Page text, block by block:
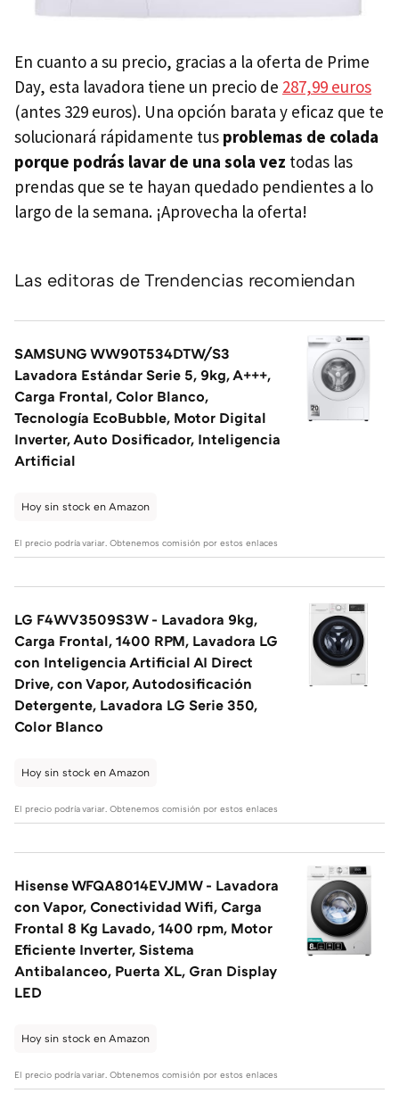
En cuanto a su precio, gracias a la oferta de Prime
Day, esta lavadora tiene un precio de 287,99 euros
(antes 329 euros). Una opción barata y eficaz que te
solucionará rápidamente tus problemas de colada
porque podrás lavar de una sola vez todas las
prendas que se te hayan quedado pendientes a lo
largo de la semana. ¡Aprovecha la oferta!
Las editoras de Trendencias recomiendan
SAMSUNG WW90T534DTW/S3
Lavadora Estándar Serie 5, 9kg, A+++,
Carga Frontal, Color Blanco,
Tecnología EcoBubble, Motor Digital
Inverter, Auto Dosificador, Inteligencia
Artificial
Hoy sin stock en Amazon
El precio podría variar. Obtenemos comisión por estos enlaces
LG F4WV3509S3W - Lavadora 9kg,
Carga Frontal, 1400 RPM, Lavadora LG
con Inteligencia Artificial AI Direct
Drive, con Vapor, Autodosificación
Detergente, Lavadora LG Serie 350,
Color Blanco
Hoy sin stock en Amazon
El precio podría variar. Obtenemos comisión por estos enlaces
Hisense WFQA8014EVJMW - Lavadora
con Vapor, Conectividad Wifi, Carga
Frontal 8 Kg Lavado, 1400 rpm, Motor
Eficiente Inverter, Sistema
Antibalanceo, Puerta XL, Gran Display
LED
Hoy sin stock en Amazon
El precio podría variar. Obtenemos comisión por estos enlaces